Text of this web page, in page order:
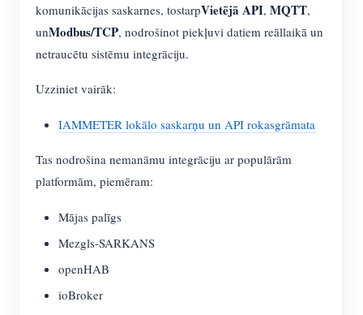
komunikācijas saskarnes, tostarpVietējā API, MQTT,
unModbus/TCP, nodrošinot piekļuvi datiem reāllaikā un
netraucētu sistēmu integrāciju.
Uzziniet vairāk:
IAMMETER lokālo saskarņu un API rokasgrāmata
Tas nodrošina nemanāmu integrāciju ar populārām
platformām, piemēram:
Mājas palīgs
Mezgls-SARKANS
openHAB
ioBroker